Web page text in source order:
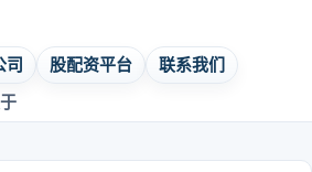
司 股配资平台
联系我们